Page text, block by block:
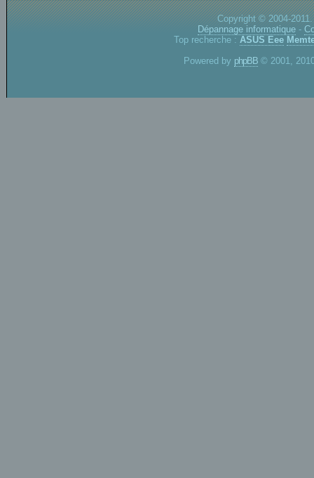
Copyright © 2004-
Dépannage informatique -
Top recherche : ASUS Eee
Powered by phpBB © 2001,